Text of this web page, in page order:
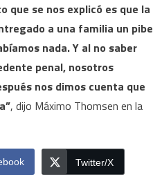
que se nos explicó es que la
a una familia un pibe
nada. Y al no saber
penal, nosotros
nos dimos cuenta que
, dijo Máximo Thomsen en la
Twitter/X